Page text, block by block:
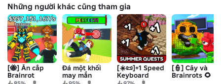
Những người khác cũng tham gia
[🐝] Ăn cắp
Brainrot
Đá một khối
may mắn
[☀️📜]+1 Speed
Keyboard
[👮] Cây và
Brainrots 🌻